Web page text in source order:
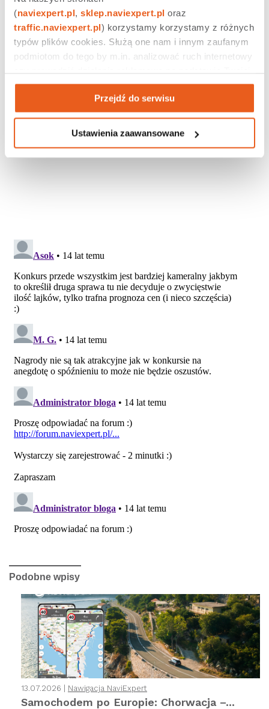
(naviexpert.pl, sklep.naviexpert.pl
traffic.naviexpert.pl) korzystamy korzystamy z różnych
typów plików cookies. Służą one nam i innym zaufanym
podmiotom do tego by m.in. analizować ruch internetowy
aktywności na naszych stronach internetowych. Więcej
informacji znajdziesz w naszej polityce prywatności
Przejdź do serwisu
Ustawienia zaawansowane
Podobne wpisy
13.07.2026 | Nawigacja NaviExpert
Samochodem po Europie: Chorwacja –...